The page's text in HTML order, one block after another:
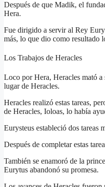
Después de que Madik, el
Hera.
Fue dirigido a servir al Rey
más, lo que dio como resultado
Los Trabajos de Heracles
Loco por Hera, Heracles mató a
lugar de Heracles.
Heracles realizó estas tareas,
de Heracles, Ioloas, lo había
Eurysteus estableció dos tareas
Después de completar estas
También se enamoró de la
Eurytus abandonó su promesa.